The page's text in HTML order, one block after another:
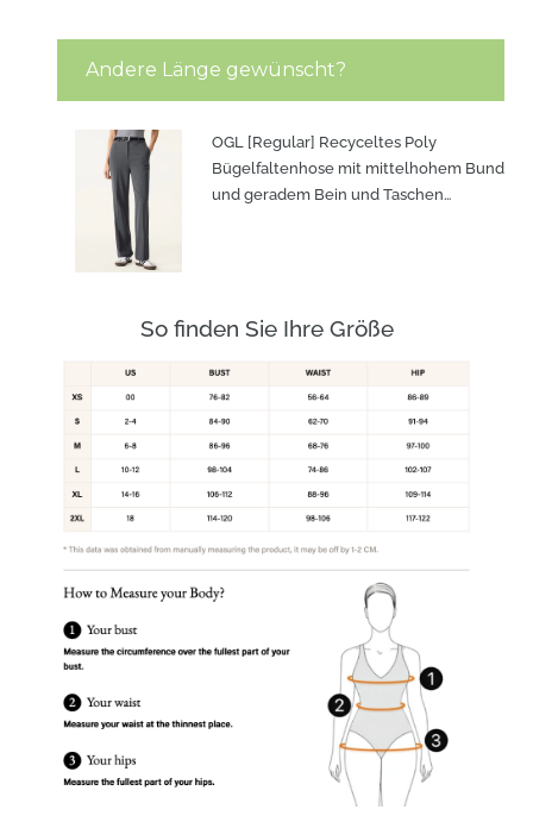
Andere Länge gewünscht?
OGL [Regular] Recyceltes Poly
Bügelfaltenhose mit mittelhohem Bund
und geradem Bein und Taschen
So finden Sie Ihre Größe